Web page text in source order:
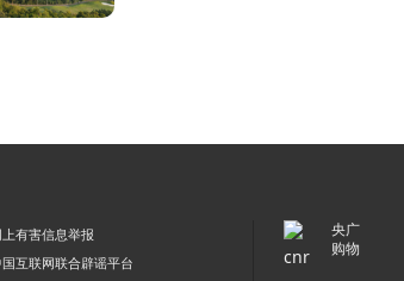
上有害信息举报
互联网联合辟谣平台
央广
购物